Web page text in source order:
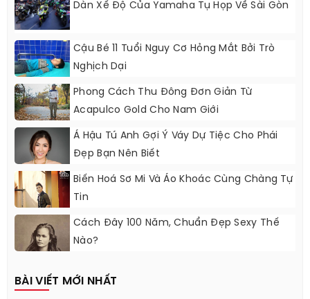
Dàn Xế Độ Của Yamaha Tụ Họp Về Sài Gòn
Cậu Bé 11 Tuổi Nguy Cơ Hỏng Mắt Bởi Trò
Nghịch Dại
Phong Cách Thu Đông Đơn Giản Từ
Acapulco Gold Cho Nam Giới
Á Hậu Tú Anh Gợi Ý Váy Dự Tiệc Cho Phái
Đẹp Bạn Nên Biết
Biến Hoá Sơ Mi Và Áo Khoác Cùng Chàng Tự
Tin
Cách Đây 100 Năm, Chuẩn Đẹp Sexy Thế
Nào?
BÀI VIẾT MỚI NHẤT